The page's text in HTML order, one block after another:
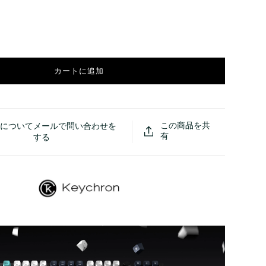
カートに追加
ついてメールで問い合わせを
する
この商品を共
有